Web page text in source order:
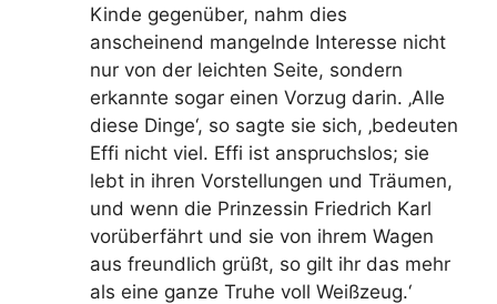
Kinde gegenüber, nahm dies
anscheinend mangelnde Interesse nicht
nur von der leichten Seite, sondern
erkannte sogar einen Vorzug darin. ‚Alle
diese Dinge‘, so sagte sie sich, ‚bedeuten
Effi nicht viel. Effi ist anspruchslos; sie
lebt in ihren Vorstellungen und Träumen,
und wenn die Prinzessin Friedrich Karl
vorüberfährt und sie von ihrem Wagen
aus freundlich grüßt, so gilt ihr das mehr
als eine ganze Truhe voll Weißzeug.‘